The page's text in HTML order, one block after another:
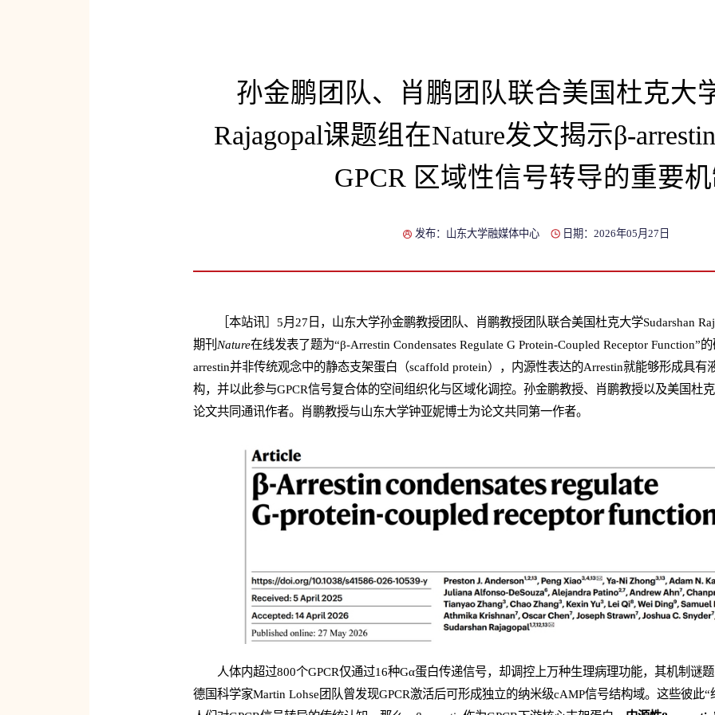
孙金鹏团队、肖鹏团队联合美国杜克大
Rajagopal课题组在Nature发文揭示β-
GPCR 区域性信号转导的重要
发布：山东大学融媒体中心 日期：2026年05月27日
［本站讯］5月27日，山东大学孙金鹏教授团队、肖鹏教授团队联合美国杜克大学Sudarshan
期刊 Nature在线发表了题为“β-Arrestin Condensates Regulate G Protein-Coupled Receptor Function”
arrestin并非传统观念中的静态支架蛋白（scaffold protein），内源性表达的Arrestin就能够形成具有
构，并以此参与GPCR信号复合体的空间组织化与区域化调控。孙金鹏教授、肖鹏教授以及美国杜克
论文共同通讯作者。肖鹏教授与山东大学钟亚妮博士为论文共同第一作者。
人体内超过800个GPCR仅通过16种Gα蛋白传递信号，却调控上万种生理病理功能，其机制谜
德国科学家Martin Lohse团队曾发现GPCR激活后可形成独立的纳米级cAMP信号结构域。这些彼此“